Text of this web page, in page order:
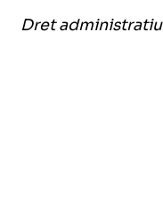
Dret administratiu